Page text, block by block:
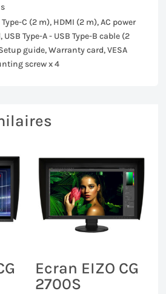
Type-C (2 m), HDMI (2 m), AC power
USB Type-A - USB Type-B cable (2
guide, Warranty card, VESA
screw x 4
Ecran EIZO CG
2700S